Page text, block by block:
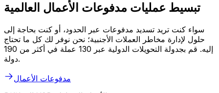
تبسيط عمليات مدفوعات الأعمال العالمية
سواء كنت تريد تسديد مدفوعات عبر الحدود، أو كنت بحاجة إلى
حلول لإدارة مخاطر العملات الأجنبية؛ نحن نوفر لك كل ما تحتاج
إليه. قم بجدولة التحويلات الدولية عبر 130 عملة في أكثر من 190
دولة.
مدفوعات الأعمال